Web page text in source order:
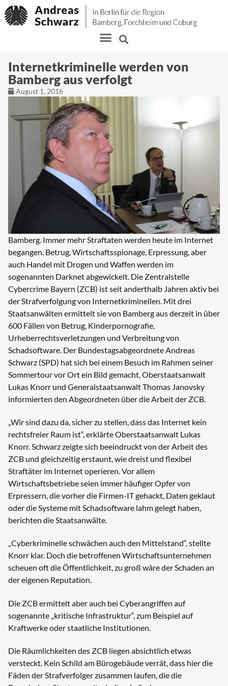
Internetkriminelle werden von
Bamberg aus verfolgt
August 1, 2016
Bamberg. Immer mehr Straftaten werden heute im Internet
begangen. Betrug, Wirtschaftsspionage, Erpressung, aber
auch Handel mit Drogen und Waffen werden im
sogenannten Darknet abgewickelt. Die Zentralstelle
Cybercrime Bayern (ZCB) ist seit anderthalb Jahren aktiv bei
der Strafverfolgung von Internetkriminellen. Mit drei
Staatsanwälten ermittelt sie von Bamberg aus derzeit in über
600 Fällen von Betrug, Kinderpornografie,
Urheberrechtsverletzungen und Verbreitung von
Schadsoftware. Der Bundestagsabgeordnete Andreas
Schwarz (SPD) hat sich bei einem Besuch im Rahmen seiner
Sommertour vor Ort ein Bild gemacht, Oberstaatsanwalt
Lukas Knorr und Generalstaatsanwalt Thomas Janovsky
informierten den Abgeordneten über die Arbeit der ZCB.
„Wir sind dazu da, sicher zu stellen, dass das Internet kein
rechtsfreier Raum ist“, erklärte Oberstaatsanwalt Lukas
Knorr. Schwarz zeigte sich beeindruckt von der Arbeit des
ZCB und gleichzeitig erstaunt, wie dreist und flexibel
Straftäter im Internet operieren. Vor allem
Wirtschaftsbetriebe seien immer häufiger Opfer von
Erpressern, die vorher die Firmen-IT gehackt, Daten geklaut
oder die Systeme mit Schadsoftware lahm gelegt haben,
berichten die Staatsanwälte.
„Cyberkriminelle schwächen auch den Mittelstand“, stellte
Knorr klar. Doch die betroffenen Wirtschaftsunternehmen
scheuen oft die Öffentlichkeit, zu groß wäre der Schaden an
der eigenen Reputation.
Die ZCB ermittelt aber auch bei Cyberangriffen auf
sogenannte „kritische Infrastruktur“, zum Beispiel auf
Kraftwerke oder staatliche Institutionen.
Die Räumlichkeiten des ZCB liegen absichtlich etwas
versteckt. Kein Schild am Bürogebäude verrät, dass hier die
Fäden der Strafverfolger zusammen laufen, die die